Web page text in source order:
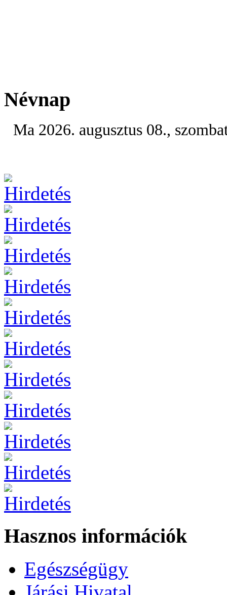
Névnap
Ma 2026. augusztus 08.,
Hasznos információk
Egészségügy